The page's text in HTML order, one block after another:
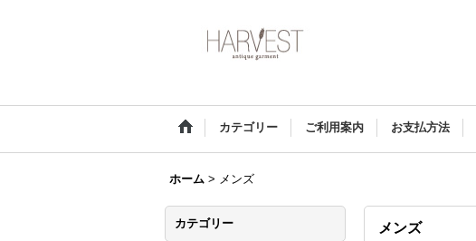
カテゴリー ご利用案内 お支払方法
ホーム > メンズ
カテゴリー メンズ